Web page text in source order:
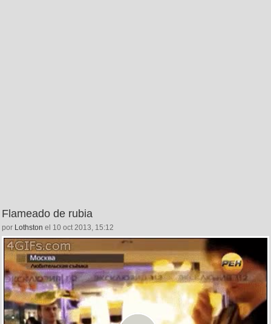
Flameado de rubia
por Lothston el 10 oct 2013, 15:12